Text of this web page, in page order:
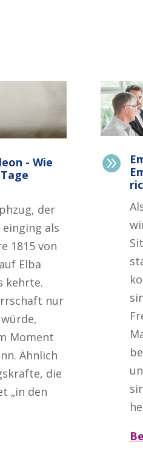
- Wie
der
einging als
1815 von
Elba
kehrte.
nur
Moment
Ähnlich
die
„in den
